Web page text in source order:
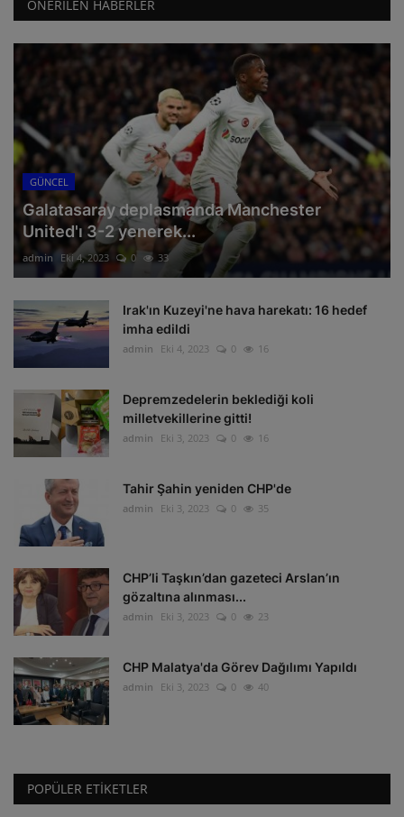
ÖNERILEN HABERLER
GÜNCEL
Galatasaray deplasmanda Manchester
United'ı 3-2 yenerek...
admin Eki 4, 2023 0 33
Irak'ın Kuzeyi'ne hava harekatı: 16 hedef
imha edildi
admin Eki 4, 2023 0 16
Depremzedelerin beklediği koli
milletvekillerine gitti!
admin Eki 3, 2023 0 16
Tahir Şahin yeniden CHP'de
admin Eki 3, 2023 0 35
CHP’li Taşkın’dan gazeteci Arslan’ın
gözaltına alınması...
admin Eki 3, 2023 0 23
CHP Malatya'da Görev Dağılımı Yapıldı
admin Eki 3, 2023 0 40
POPÜLER ETIKETLER